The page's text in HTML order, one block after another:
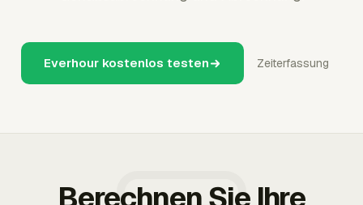
Everhour kostenlos testen Zeiterfassung